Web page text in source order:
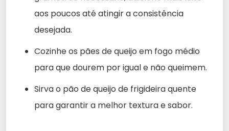
aos poucos até atingir a consistência
desejada.
Cozinhe os pães de queijo em fogo médio
para que dourem por igual e não queimem.
Sirva o pão de queijo de frigideira quente
para garantir a melhor textura e sabor.